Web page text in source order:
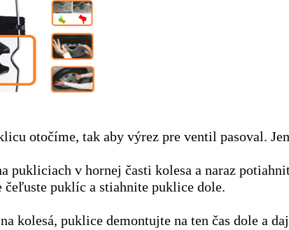
otočíme, tak aby výrez pre ventil pasoval.
pukliciach v hornej časti kolesa a naraz
puklíc a stiahnite puklice dole.
kolesá, puklice demontujte na ten čas dole a